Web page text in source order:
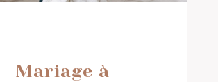
Mariage à